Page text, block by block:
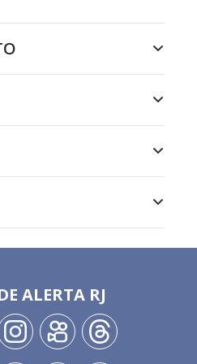
ALERTA RJ